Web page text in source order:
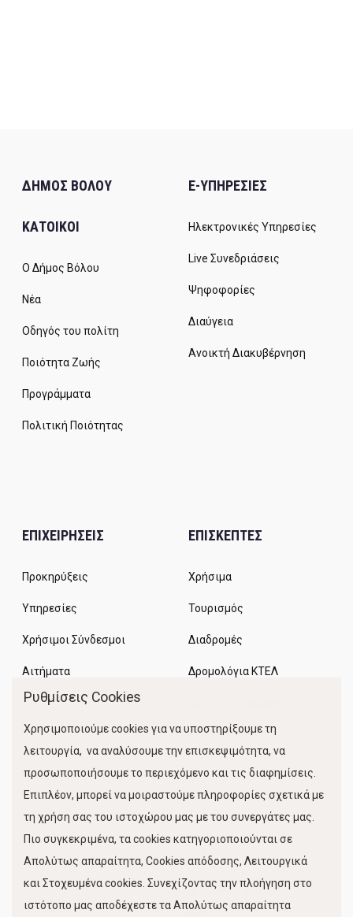
ΔΗΜΟΣ ΒΟΛΟΥ
ΚΑΤΟΙΚΟΙ
Ο Δήμος Βόλου
Νέα
Οδηγός του πολίτη
Ποιότητα Ζωής
Προγράμματα
Πολιτική Ποιότητας
E-ΥΠΗΡΕΣΙΕΣ
Ηλεκτρονικές Υπηρεσίες
Live Συνεδριάσεις
Ψηφοφορίες
Διαύγεια
Ανοικτή Διακυβέρνηση
ΕΠΙΧΕΙΡΗΣΕΙΣ
Προκηρύξεις
Υπηρεσίες
Χρήσιμοι Σύνδεσμοι
Αιτήματα
ΕΠΙΣΚΕΠΤΕΣ
Χρήσιμα
Τουρισμός
Διαδρομές
Δρομολόγια ΚΤΕΛ
Κίνηση Λιμένος
FOLLOW US
Ρυθμίσεις Cookies
Χρησιμοποιούμε cookies για να υποστηρίξουμε τη
λειτουργία, να αναλύσουμε την επισκεψιμότητα, να
προσωποποιήσουμε το περιεχόμενο και τις διαφημίσεις.
Επιπλέον, μπορεί να μοιραστούμε πληροφορίες σχετικά με
τη χρήση σας του ιστοχώρου μας με του συνεργάτες μας.
Πιο συγκεκριμένα, τα cookies κατηγοριοποιούνται σε
Απολύτως απαραίτητα, Cookies απόδοσης, Λειτουργικά
και Στοχευμένα cookies. Συνεχίζοντας την πλοήγηση στο
ιστότοπο μας αποδέχεστε τα Απολύτως απαραίτητα